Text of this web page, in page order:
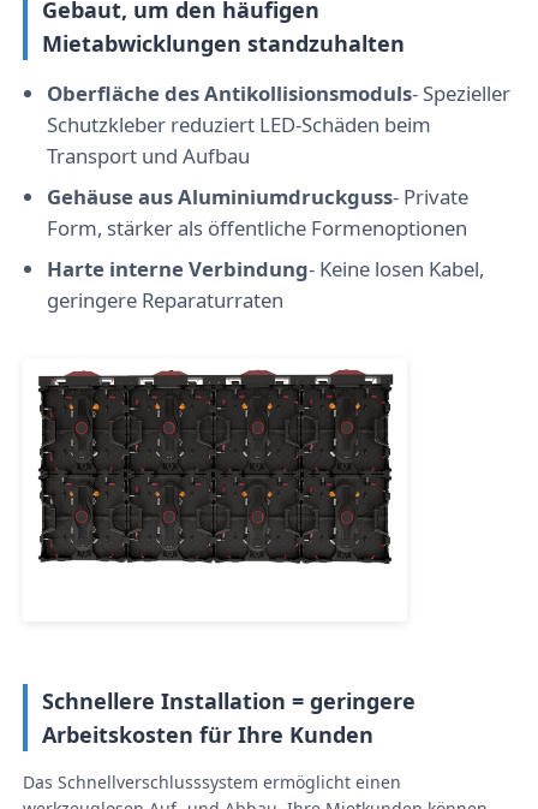
Qualitätskontrolle
Kontakt
Fälle
LED-Videowand-Display
LED -Anzeigebildschirm
Schirm des Konzert-LED
COB -LED -Videowand
Transparentes LED -Display
Gebaut, um den häufigen
Mietabwicklungen standzuhalten
Oberfläche des Antikollisionsmoduls- Spezieller
Schutzkleber reduziert LED-Schäden beim
Transport und Aufbau
Gehäuse aus Aluminiumdruckguss- Private
Form, stärker als öffentliche Formenoptionen
Harte interne Verbindung- Keine losen Kabel,
geringere Reparaturraten
Schnellere Installation = geringere
Arbeitskosten für Ihre Kunden
Das Schnellverschlusssystem ermöglicht einen